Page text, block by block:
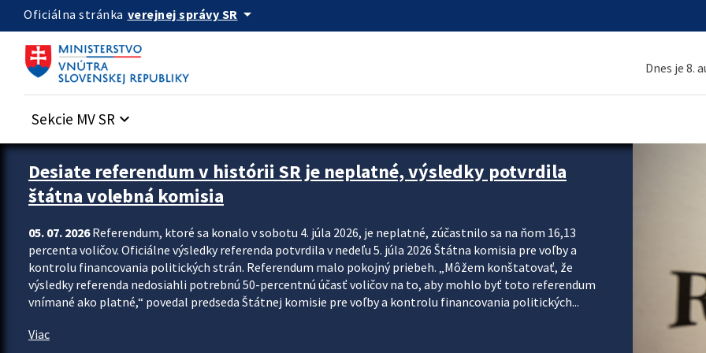
Preskocit na hlavný obsah
Oficiálna stránka verejnej správy SR arrow_drop_down
Dnes je 8.
Sekcie MV SR keyboard_arrow_down
Zastavit automatický posun upútavok
Desiate referendum v histórii SR je neplatné, výsledky potvrdila
štátna volebná komisia
05. 07. 2026Referendum, ktoré sa konalo v sobotu 4. júla 2026, je neplatné, zúčastnilo sa na ňom 16,13
percenta voličov. Oficiálne výsledky referenda potvrdila v nedeľu 5. júla 2026 Štátna komisia pre voľby a
kontrolu financovania politických strán. Referendum malo pokojný priebeh. „Môžem konštatovať, že
výsledky referenda nedosiahli potrebnú 50-percentnú účasť voličov na to, aby mohlo byť toto referendum
vnímané ako platné,“ povedal predseda Štátnej komisie pre voľby a kontrolu financovania politických...
Viac